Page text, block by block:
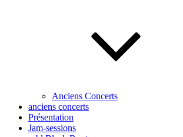
Anciens Concerts
anciens concerts
Présentation
Jam-sessions